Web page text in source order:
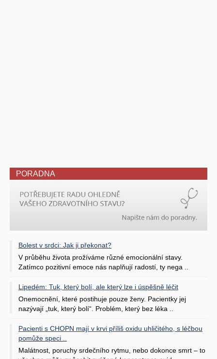
PORADNA
Bolest v srdci: Jak ji překonat?
V průběhu života prožíváme různé emocionální stavy.
Zatímco pozitivní emoce nás naplňují radostí, ty nega ..
Lipedém: Tuk, který bolí, ale který lze i úspěšně léčit
Onemocnění, které postihuje pouze ženy. Pacientky jej
nazývají „tuk, který bolí“. Problém, který bez léka ..
Pacienti s CHOPN mají v krvi příliš oxidu uhličitého, s léčbou
pomůže speci ..
Malátnost, poruchy srdečního rytmu, nebo dokonce smrt – to